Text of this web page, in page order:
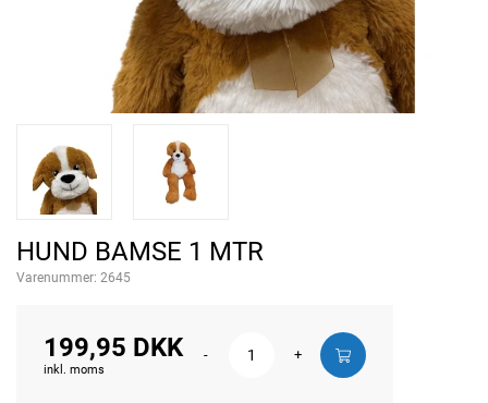
HUND BAMSE 1 MTR
Varenummer: 2645
199,95 DKK
inkl. moms
- +